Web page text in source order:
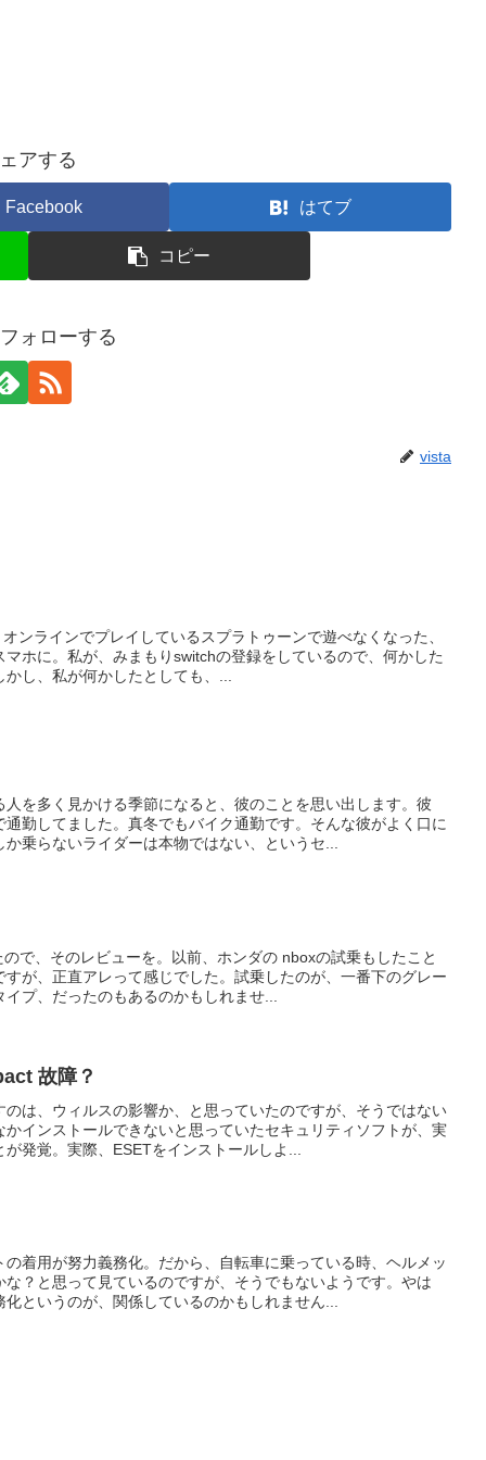
アする
Facebook はてブ
コピー
ォローする
vista
ンラインでプレイしているスプラトゥーンで遊べなくなった、
ホに。私が、みまもりswitchの登録をしているので、何かした
し、私が何かしたとしても、...
を多く見かける季節になると、彼のことを思い出します。彼
勤してました。真冬でもバイク通勤です。そんな彼がよく口に
乗らないライダーは本物ではない、というセ...
で、そのレビューを。以前、ホンダの nboxの試乗もしたこと
が、正直アレって感じでした。試乗したのが、一番下のグレー
プ、だったのもあるのかもしれませ...
故障？
は、ウィルスの影響か、と思っていたのですが、そうではない
インストールできないと思っていたセキュリティソフトが、実
発覚。実際、ESETをインストールしよ...
着用が努力義務化。だから、自転車に乗っている時、ヘルメッ
？と思って見ているのですが、そうでもないようです。やは
というのが、関係しているのかもしれません...